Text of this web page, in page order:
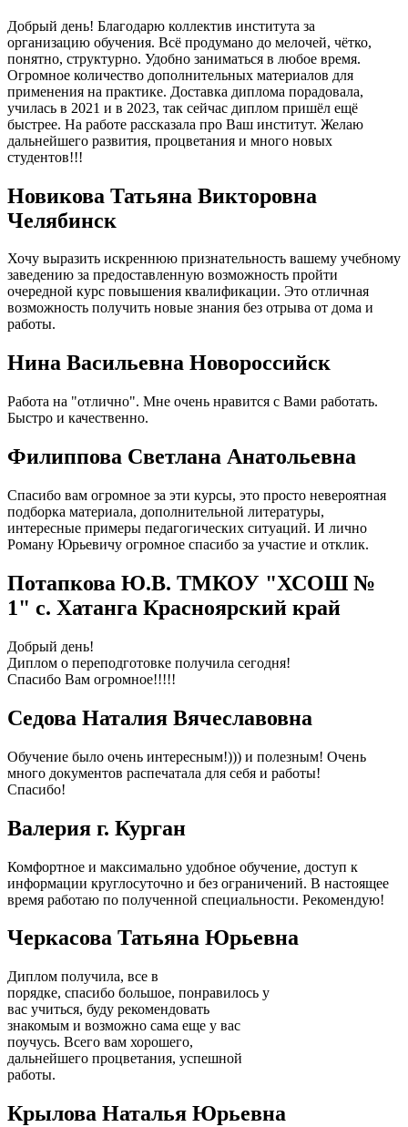
Добрый день! Благодарю коллектив института за
организацию обучения. Всё продумано до мелочей, чётко,
понятно, структурно. Удобно заниматься в любое время.
Огромное количество дополнительных материалов для
применения на практике. Доставка диплома порадовала,
училась в 2021 и в 2023, так сейчас диплом пришёл ещё
быстрее. На работе рассказала про Ваш институт. Желаю
дальнейшего развития, процветания и много новых
студентов!!!
Новикова Татьяна Викторовна
Челябинск
Хочу выразить искреннюю признательность вашему учебному
заведению за предоставленную возможность пройти
очередной курс повышения квалификации. Это отличная
возможность получить новые знания без отрыва от дома и
работы.
Нина Васильевна Новороссийск
Работа на "отлично". Мне очень нравится с Вами работать.
Быстро и качественно.
Филиппова Светлана Анатольевна
Спасибо вам огромное за эти курсы, это просто невероятная
подборка материала, дополнительной литературы,
интересные примеры педагогических ситуаций. И лично
Роману Юрьевичу огромное спасибо за участие и отклик.
Потапкова Ю.В. ТМКОУ "ХСОШ №
1" с. Хатанга Красноярский край
Добрый день!
Диплом о переподготовке получила сегодня!
Спасибо Вам огромное!!!!!
Седова Наталия Вячеславовна
Обучение было очень интересным!))) и полезным! Очень
много документов распечатала для себя и работы!
Спасибо!
Валерия г. Курган
Комфортное и максимально удобное обучение, доступ к
информации круглосуточно и без ограничений. В настоящее
время работаю по полученной специальности. Рекомендую!
Черкасова Татьяна Юрьевна
Диплом получила, все в
порядке, спасибо большое, понравилось у
вас учиться, буду рекомендовать
знакомым и возможно сама еще у вас
поучусь. Всего вам хорошего,
дальнейшего процветания, успешной
работы.
Крылова Наталья Юрьевна